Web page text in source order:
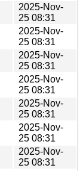
2025-Nov-
25 08:31
2025-Nov-
25 08:31
2025-Nov-
25 08:31
2025-Nov-
25 08:31
2025-Nov-
25 08:31
2025-Nov-
25 08:31
2025-Nov-
25 08:31